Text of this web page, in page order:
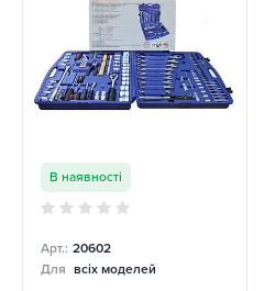
В наявності
Арт.: 20602
Для всіх моделей